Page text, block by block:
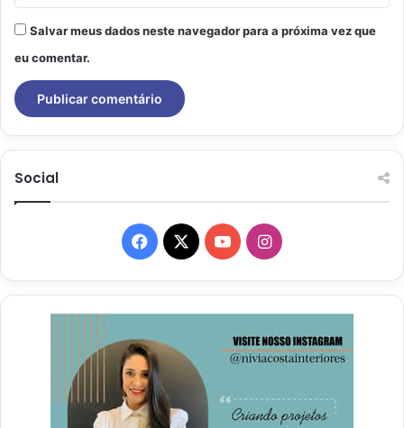
Salvar meus dados neste navegador para a próxima vez que
eu comentar.
Social
Facebook
X YouTubeInstagram